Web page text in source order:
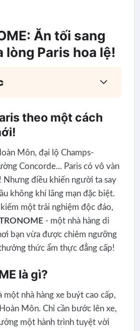
Ăn tối sang
lòng Paris hoa lệ!
theo một cách
Môn, đại lộ Champs-
Concorde... Paris có vô vàn
Nhưng điều khiến người ta say
không khí lãng mạn đặc biệt.
một trải nghiệm độc đáo,
- một nhà hàng di
bạn vừa được chiêm ngưỡng
thức ẩm thực đẳng cấp!
là gì?
một nhà hàng xe buýt cao cấp,
Môn. Chỉ cần bước lên xe,
một hành trình tuyệt vời